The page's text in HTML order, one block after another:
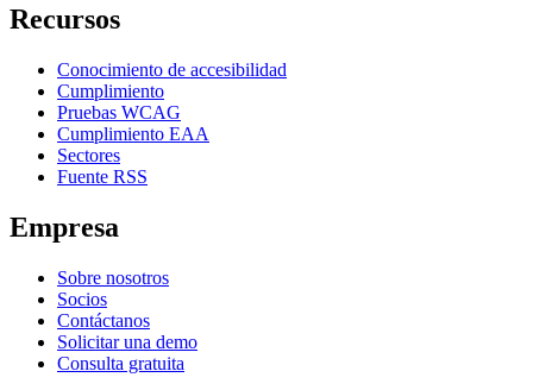
Recursos
Conocimiento de accesibilidad
Cumplimiento
Pruebas WCAG
Cumplimiento EAA
Sectores
Fuente RSS
Empresa
Sobre nosotros
Socios
Contáctanos
Solicitar una demo
Consulta gratuita